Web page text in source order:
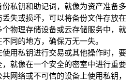
份私钥和助记词，就像为资产准备多
失或损坏，可以将备份文件存放在
个物理存储设备或云存储服务中，就
同的地方，确保万无一失。
使用私钥进行交易或其他操作时，要
就像在一个安全的密室中进行重要
网络或不可信的设备上使用私钥，